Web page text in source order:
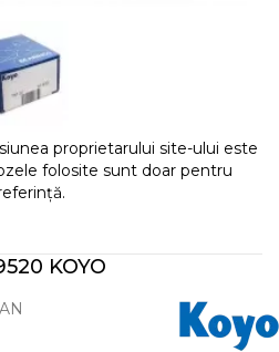
proprietarului site-ului este
folosite sunt doar pentru
KOYO